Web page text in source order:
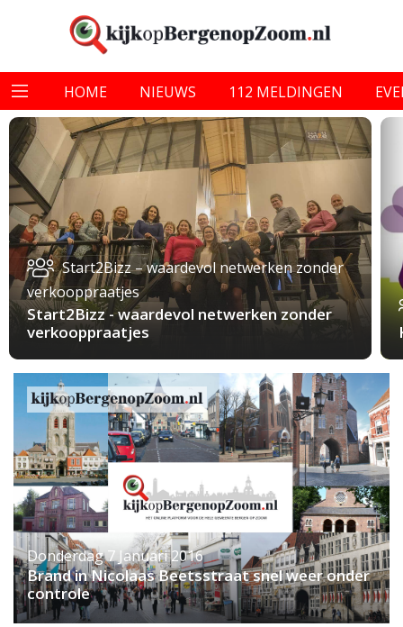
HOME NIEUWS 112 MELDINGEN
Start2Bizz – waardevol netwerken zonder
verkooppraatjes
Start2Bizz - waardevol netwerken zonder
verkooppraatjes
Donderdag 7 Januari 2016
Brand in Nicolaas Beetsstraat snel weer onder
controle